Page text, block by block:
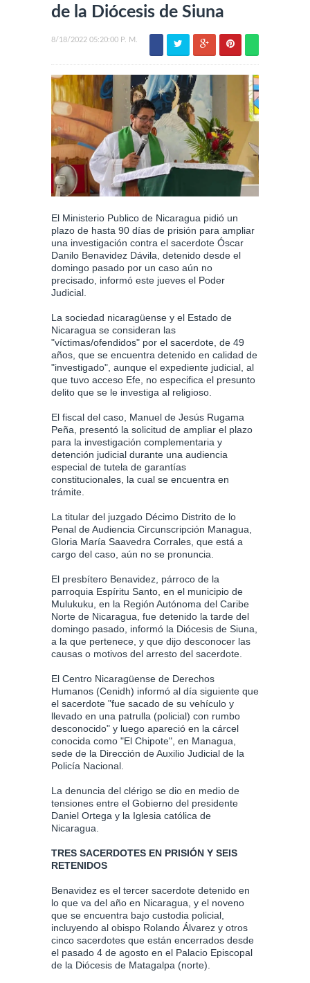
de la Diócesis de Siuna
8/18/2022 05:20:00 P. M.
El Ministerio Publico de Nicaragua pidió un
plazo de hasta 90 días de prisión para ampliar
una investigación contra el sacerdote Óscar
Danilo Benavidez Dávila, detenido desde el
domingo pasado por un caso aún no
precisado, informó este jueves el Poder
Judicial.
La sociedad nicaragüense y el Estado de
Nicaragua se consideran las
"víctimas/ofendidos" por el sacerdote, de 49
años, que se encuentra detenido en calidad de
"investigado", aunque el expediente judicial, al
que tuvo acceso Efe, no especifica el presunto
delito que se le investiga al religioso.
El fiscal del caso, Manuel de Jesús Rugama
Peña, presentó la solicitud de ampliar el plazo
para la investigación complementaria y
detención judicial durante una audiencia
especial de tutela de garantías
constitucionales, la cual se encuentra en
trámite.
La titular del juzgado Décimo Distrito de lo
Penal de Audiencia Circunscripción Managua,
Gloria María Saavedra Corrales, que está a
cargo del caso, aún no se pronuncia.
El presbítero Benavidez, párroco de la
parroquia Espíritu Santo, en el municipio de
Mulukuku, en la Región Autónoma del Caribe
Norte de Nicaragua, fue detenido la tarde del
domingo pasado, informó la Diócesis de Siuna,
a la que pertenece, y que dijo desconocer las
causas o motivos del arresto del sacerdote.
El Centro Nicaragüense de Derechos
Humanos (Cenidh) informó al día siguiente que
el sacerdote "fue sacado de su vehículo y
llevado en una patrulla (policial) con rumbo
desconocido" y luego apareció en la cárcel
conocida como "El Chipote", en Managua,
sede de la Dirección de Auxilio Judicial de la
Policía Nacional.
La denuncia del clérigo se dio en medio de
tensiones entre el Gobierno del presidente
Daniel Ortega y la Iglesia católica de
Nicaragua.
TRES SACERDOTES EN PRISIÓN Y SEIS
RETENIDOS
Benavidez es el tercer sacerdote detenido en
lo que va del año en Nicaragua, y el noveno
que se encuentra bajo custodia policial,
incluyendo al obispo Rolando Álvarez y otros
cinco sacerdotes que están encerrados desde
el pasado 4 de agosto en el Palacio Episcopal
de la Diócesis de Matagalpa (norte).